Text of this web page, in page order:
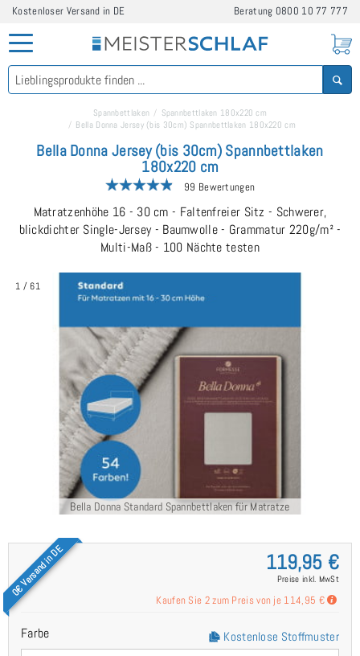
Kostenloser Versand in DE Beratung 0800 10 77 777
Spannbettlaken
Spannbettlaken 180x220 cm
Bella Donna Jersey (bis 30cm) Spannbettlaken 180x220 cm
Bella Donna Jersey (bis 30cm) Spannbettlaken
180x220 cm
99 Bewertungen
Matratzenhöhe 16 - 30 cm - Faltenfreier Sitz - Schwerer,
blickdichter Single-Jersey - Baumwolle - Grammatur 220g/m² -
Multi-Maß - 100 Nächte testen
Bella Donna Standard Spannbettlaken für Matratze
1 / 61
0€ Versand in DE 119,95 €
Preise inkl. MwSt
Kaufen Sie 2 zum Preis von je 114,95 €
Farbe Kostenlose Stoffmuster